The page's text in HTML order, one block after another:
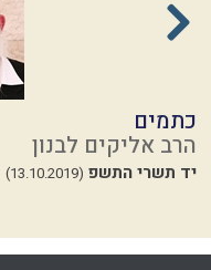
כתמים
הרב אליקים לבנון
יד תשרי התשפ (13.10.2019)